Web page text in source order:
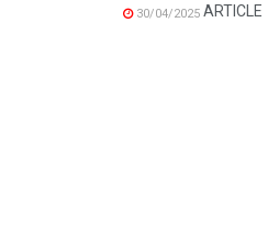
30/04/2025 ARTICLE